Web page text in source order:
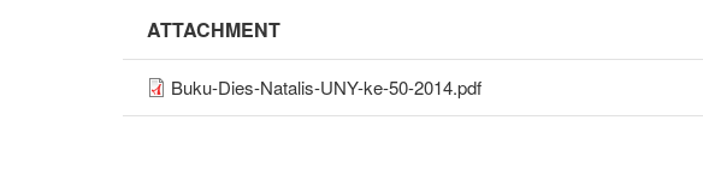
ATTACHMENT
Buku-Dies-Natalis-UNY-ke-50-2014.pdf